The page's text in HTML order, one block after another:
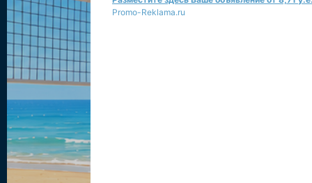
Promo-Reklama.ru